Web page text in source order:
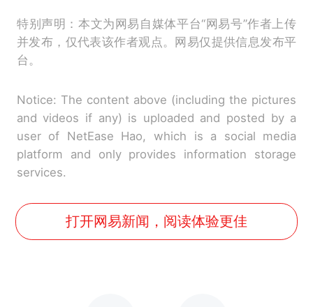
特别声明：本文为网易自媒体平台“网易号”作者上传
并发布，仅代表该作者观点。网易仅提供信息发布平
台。
Notice: The content above (including the pictures
and videos if any) is uploaded and posted by a
user of NetEase Hao, which is a social media
platform and only provides information storage
services.
打开网易新闻，阅读体验更佳